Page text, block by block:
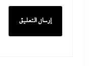
135 مليار جنيه